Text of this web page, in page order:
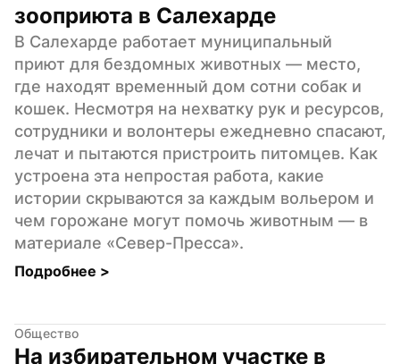
зооприюта в Салехарде
В Салехарде работает муниципальный
приют для бездомных животных — место,
где находят временный дом сотни собак и
кошек. Несмотря на нехватку рук и ресурсов,
сотрудники и волонтеры ежедневно спасают,
лечат и пытаются пристроить питомцев. Как
устроена эта непростая работа, какие
истории скрываются за каждым вольером и
чем горожане могут помочь животным — в
материале «Север-Пресса».
Подробнее >
Общество
На избирательном участке в